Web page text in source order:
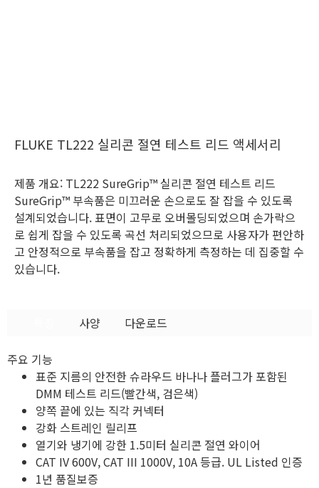
FLUKE TL222 실리콘 절연 테스트 리드 액세서리
제품 개요: TL222 SureGrip™ 실리콘 절연 테스트 리드
SureGrip™ 부속품은 미끄러운 손으로도 잘 잡을 수 있도록
설계되었습니다. 표면이 고무로 오버몰딩되었으며 손가락으
로 쉽게 잡을 수 있도록 곡선 처리되었으므로 사용자가 편안하
고 안정적으로 부속품을 잡고 정확하게 측정하는 데 집중할 수
있습니다.
사양 다운로드
주요 기능
표준 지름의 안전한 슈라우드 바나나 플러그가 포함된
DMM 테스트 리드(빨간색, 검은색)
양쪽 끝에 있는 직각 커넥터
강화 스트레인 릴리프
열기와 냉기에 강한 1.5미터 실리콘 절연 와이어
CAT IV 600V, CAT III 1000V, 10A 등급. UL Listed 인증
1년 품질보증